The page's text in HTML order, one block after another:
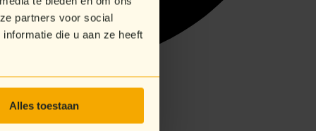
partners voor social
die u aan ze heeft
Alles toestaan